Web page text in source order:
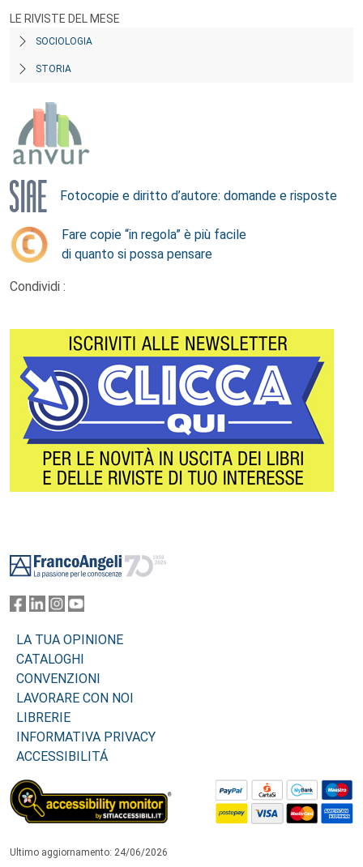
LE RIVISTE DEL MESE
SOCIOLOGIA
STORIA
Fotocopie e diritto d’autore: domande e risposte
Fare copie “in regola” è più facile
di quanto si possa pensare
Condividi :
LA TUA OPINIONE
CATALOGHI
CONVENZIONI
LAVORARE CON NOI
LIBRERIE
INFORMATIVA PRIVACY
ACCESSIBILITÁ
Ultimo aggiornamento: 24/06/2026